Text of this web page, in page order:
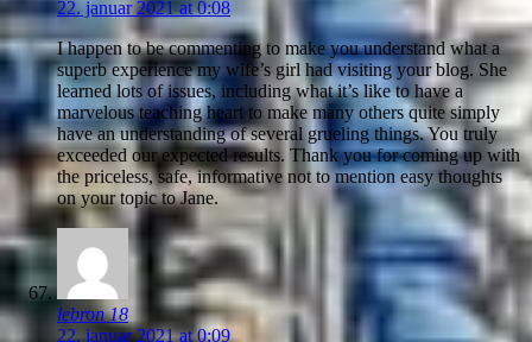
22. januar 2021 at 0:08
I happen to be commenting to make you understand what a
superb experience my wife’s girl had visiting your blog. She
learned lots of issues, including what it’s like to have a
marvelous teaching heart to make many others quite simply
have an understanding of several grueling things. You truly
exceeded our expected results. Thank you for coming up with
the priceless, safe, informative not to mention easy thoughts
on your topic to Jane.
lebron 18
22. januar 2021 at 0:09